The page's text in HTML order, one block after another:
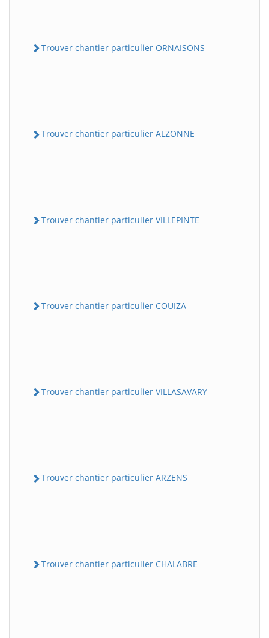
Trouver chantier particulier ORNAISONS
Trouver chantier particulier ALZONNE
Trouver chantier particulier VILLEPINTE
Trouver chantier particulier COUIZA
Trouver chantier particulier VILLASAVARY
Trouver chantier particulier ARZENS
Trouver chantier particulier CHALABRE